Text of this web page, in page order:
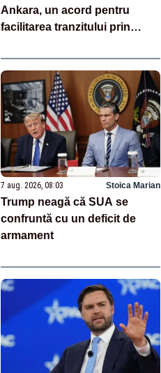
Ankara, un acord pentru
facilitarea tranzitului prin
și bovine
7 aug. 2026, 08:03 Stoica Marian
Trump neagă că SUA se
confruntă cu un deficit de
armament